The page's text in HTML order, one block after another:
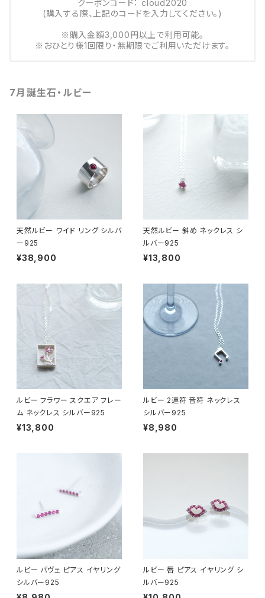
クーポンコード： cloud2020
(購入する際、上記のコードを入力してください。)
※購入金額3,000円以上で利用可能。
※おひとり様1回限り・無期限でご利用いただけます。
7月誕生石・ルビー
天然ルビー ワイド リング シルバ
ー925
¥38,900
天然ルビー 斜め ネックレス シ
ルバー925
¥13,800
ルビー フラワー スクエア フレー
ム ネックレス シルバー925
¥13,800
ルビー 2連符 音符 ネックレス
シルバー925
¥8,980
ルビー パヴェ ピアス イヤリング
シルバー925
ルビー 唇 ピアス イヤリング シ
ルバー925